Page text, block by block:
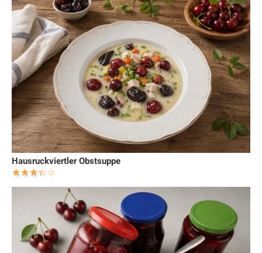
Hausruckviertler Obstsuppe